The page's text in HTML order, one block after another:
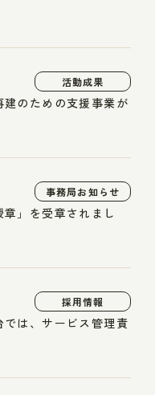
活動成果
のための支援事業が
事務局お知らせ
」を受章されまし
採用情報
では、サービス管理責